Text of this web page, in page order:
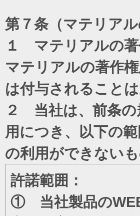
第７条（マテリア
１ マテリアルの著
マテリアルの著作
は付与されること
２ 当社は、前条の
用につき、以下の
の利用ができない
許諾範囲：
① 当社製品の